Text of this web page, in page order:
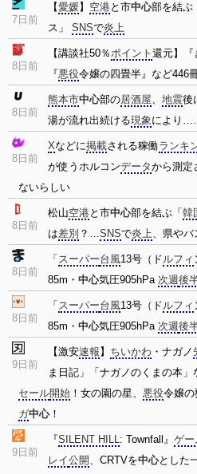
7日前
【愛媛】 空港と市中心部を結ぶ
ス」 SNSで炎上
8日前
【講談社50％ポイント 還元】『
『悪役令嬢の四畳半』など446
8日前
熊本市中心部の居酒屋、 地震後
湯が流れ出続ける現象により
8日前
Xなどに掲載される稼働ランキ
が使うホルコンデータから測定
ないらしい
8日前
松山空港と市中心部を結ぶ「 韓
は差別 ？…SNSで炎上、県やバ
8日前
「 スーパー台風13号（ドルフィ
85m・ 中心気圧905hPa 次週後
8日前
「 スーパー台風13号（ドルフィ
85m・ 中心気圧905hPa 次週後
9日前
【激安速報 】 ちいかわ ・ナガノ
ま日記」「ナガノのくまの本」
セール開始 ！女の園の星、 悪役令嬢の
ガ中心！
9日前
『SILENT HILL: Townfall』 ゲー
レイ公開 、CRTVを中心とした